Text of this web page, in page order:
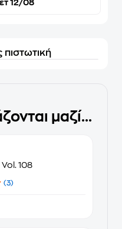
12/08
πιστωτική
μαζί...
108
(3)